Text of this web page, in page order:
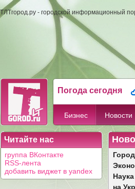
ТЛТгород.ру - городской информационный
Погода сегодня
Бизнес Новости
Читайте нас
группа ВКонтакте
RSS-лента
добавить виджет в yandex
Город
на